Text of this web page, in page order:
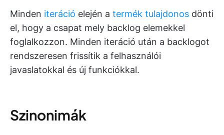
Minden iteráció elején a termék tulajdonos dönti
el, hogy a csapat mely backlog elemekkel
foglalkozzon. Minden iteráció után a backlogot
rendszeresen frissítik a felhasználói
javaslatokkal és új funkciókkal.
Szinonimák